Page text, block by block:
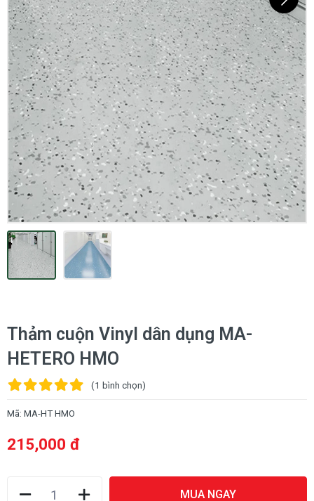
Thảm cuộn Vinyl dân dụng MA-
HETERO HMO
(1 bình chọn)
Mã: MA-HT HMO
215,000 đ
MUA NGAY